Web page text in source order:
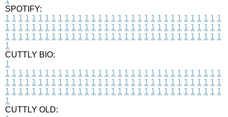
SPOTIFY:
1 1 1 1 1 1 1 1 1 1 1 1 1 1 1 1 1 1 1 1 1 1 1 1 1 1 1 1 1 1 1 1 1
1 1 1 1 1 1 1 1 1 1 1 1 1 1 1 1 1 1 1 1 1 1 1 1 1 1 1 1 1 1 1 1 1
1 1 1 1 1 1 1 1 1 1 1 1 1 1 1 1 1 1 1 1 1 1 1 1 1 1 1 1 1 1 1 1 1
1
CUTTLY BIO:
1
1 1 1 1 1 1 1 1 1 1 1 1 1 1 1 1 1 1 1 1 1 1 1 1 1 1 1 1 1 1 1 1 1
1 1 1 1 1 1 1 1 1 1 1 1 1 1 1 1 1 1 1 1 1 1 1 1 1 1 1 1 1 1 1 1 1
1 1 1 1 1 1 1 1 1 1 1 1 1 1 1 1 1 1 1 1 1 1 1 1 1 1 1 1 1 1 1 1 1
1
CUTTLY OLD: